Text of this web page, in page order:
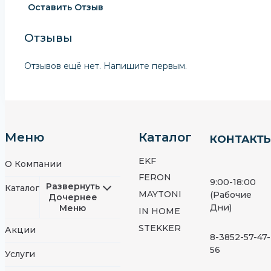
Оставить Отзыв
Отзывы
Отзывов ещё нет. Напишите первым.
Меню
О Компании
Каталог
Развернуть
Дочернее
Меню
Акции
Услуги
Каталог
EKF
FERON
MAYTONI
IN HOME
STEKKER
9:00-18:00
(Рабочие
Дни)
8-3852-57-47-
56